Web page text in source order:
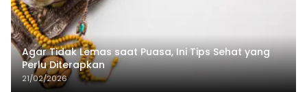
Agar Tidak Lemas saat Puasa, Ini Tips Sehat yang
Perlu Diterapkan
21/02/2026